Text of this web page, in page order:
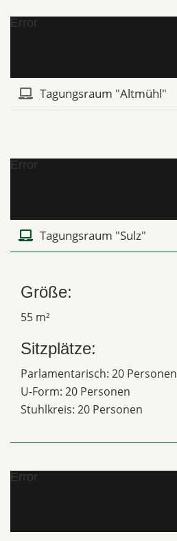
Error
Tagungsraum "Altmühl"
Error
Tagungsraum "Sulz"
Größe:
55 m²
Sitzplätze:
Parlamentarisch: 20 Personen
U-Form: 20 Personen
Stuhlkreis: 20 Personen
Error